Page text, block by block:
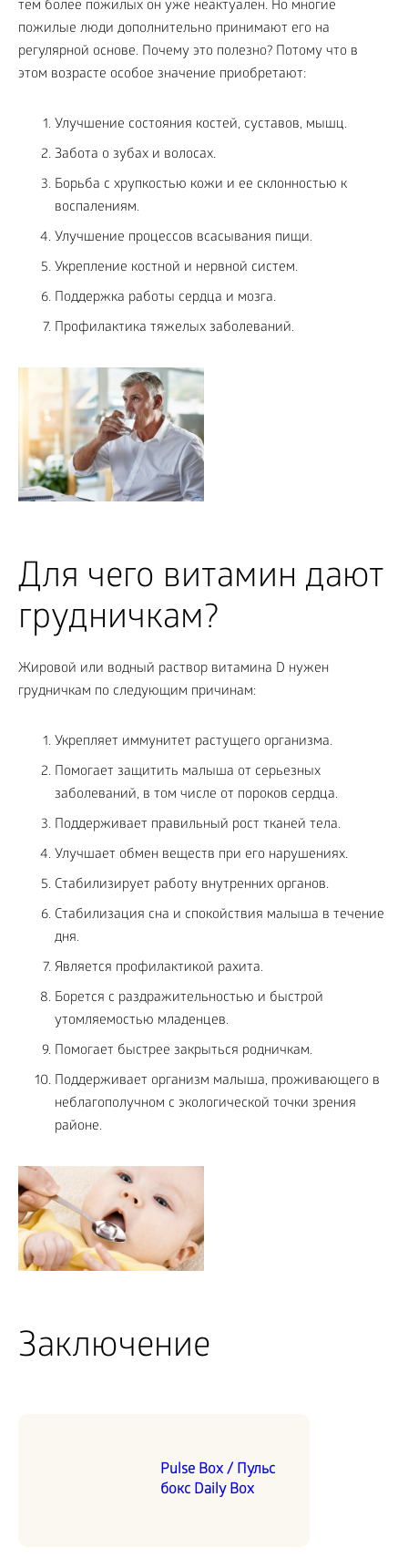
тем более пожилых он уже неактуален. Но многие
пожилые люди дополнительно принимают его на
регулярной основе. Почему это полезно? Потому что в
этом возрасте особое значение приобретают:
Улучшение состояния костей, суставов, мышц.
Забота о зубах и волосах.
Борьба с хрупкостью кожи и ее склонностью к
воспалениям.
Улучшение процессов всасывания пищи.
Укрепление костной и нервной систем.
Поддержка работы сердца и мозга.
Профилактика тяжелых заболеваний.
Для чего витамин дают
грудничкам?
Жировой или водный раствор витамина D нужен
грудничкам по следующим причинам:
Укрепляет иммунитет растущего организма.
Помогает защитить малыша от серьезных
заболеваний, в том числе от пороков сердца.
Поддерживает правильный рост тканей тела.
Улучшает обмен веществ при его нарушениях.
Стабилизирует работу внутренних органов.
Стабилизация сна и спокойствия малыша в течение
дня.
Является профилактикой рахита.
Борется с раздражительностью и быстрой
утомляемостью младенцев.
Помогает быстрее закрыться родничкам.
Поддерживает организм малыша, проживающего в
неблагополучном с экологической точки зрения
районе.
Заключение
Pulse Box / Пульс
бокс Daily Box